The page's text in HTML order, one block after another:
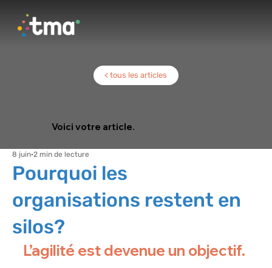
Voici votre article.
< tous les articles
Pourquoi les
organisations restent en
silos?
8 juin 2 min de lecture
L’agilité est devenue un objectif.